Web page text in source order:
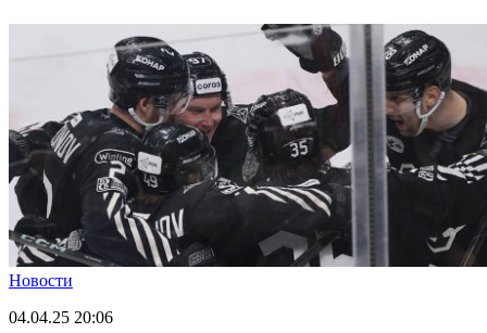
Новости
04.04.25 20:06